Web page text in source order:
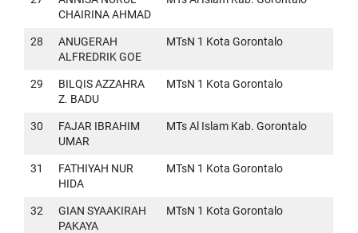
CHAIRINA AHMAD
28
ANUGERAH
ALFREDRIK GOE
MTsN 1 Kota Gorontalo
29
BILQIS AZZAHRA
Z. BADU
MTsN 1 Kota Gorontalo
30
FAJAR IBRAHIM
UMAR
MTs Al Islam Kab. Gorontalo
31
FATHIYAH NUR
HIDA
MTsN 1 Kota Gorontalo
32
GIAN SYAAKIRAH
PAKAYA
MTsN 1 Kota Gorontalo